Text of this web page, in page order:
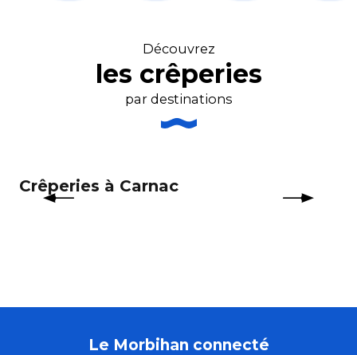
Découvrez
les crêperies
par destinations
Crêperies à Carnac
Le Morbihan connecté